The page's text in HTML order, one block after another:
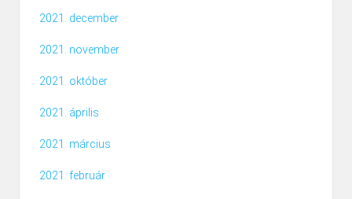
2021. december
2021. november
2021. október
2021. április
2021. március
2021. február